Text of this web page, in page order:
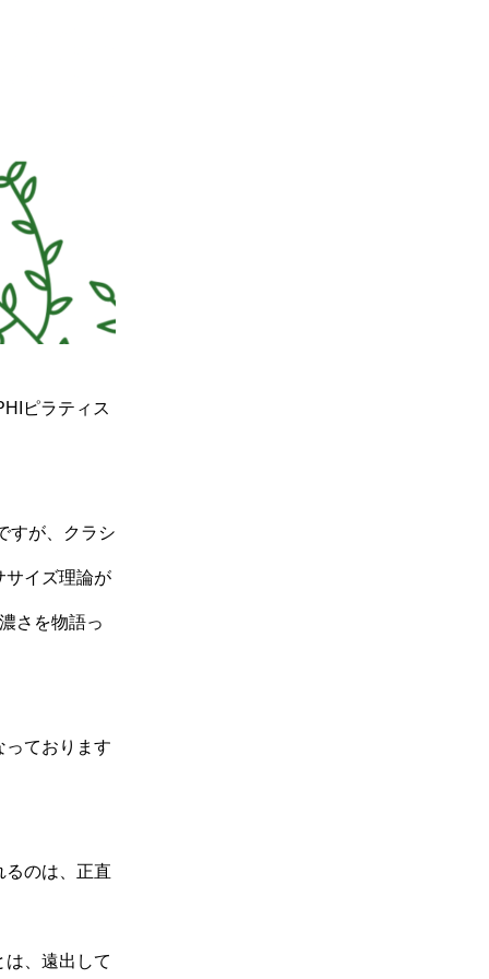
ピラティス
すが、クラシ
サイズ理論が
さを物語っ
っております
るのは、正直
、遠出して